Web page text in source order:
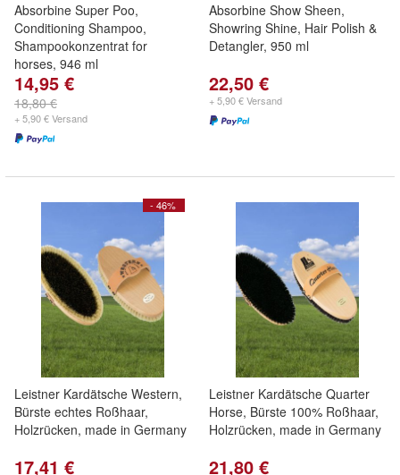
Absorbine Super Poo,
Conditioning Shampoo,
Shampookonzentrat for
horses, 946 ml
14,95 €
18,80 €
+ 5,90 € Versand
Absorbine Show Sheen,
Showring Shine, Hair Polish &
Detangler, 950 ml
22,50 €
+ 5,90 € Versand
- 46%
Leistner Kardätsche Western,
Bürste echtes Roßhaar,
Holzrücken, made in Germany
17,41 €
Leistner Kardätsche Quarter
Horse, Bürste 100% Roßhaar,
Holzrücken, made in Germany
21,80 €